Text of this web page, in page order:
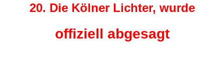
20. Die Kölner Lichter, wurde
offiziell abgesagt